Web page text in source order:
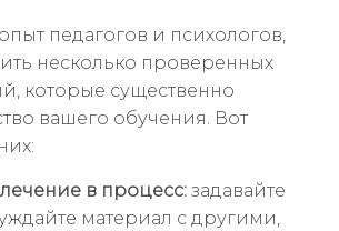
педагогов и психологов,
несколько проверенных
которые существенно
вашего обучения. Вот
в процесс: задавайте
материал с другими,